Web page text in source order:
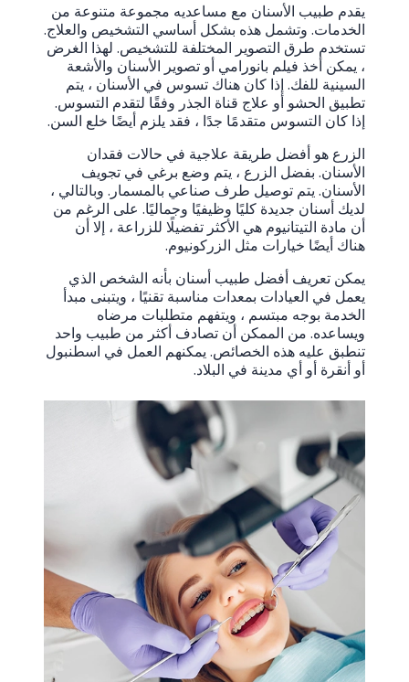
يقدم طبيب الأسنان مع مساعديه مجموعة متنوعة من
الخدمات. وتشمل هذه بشكل أساسي التشخيص والعلاج.
تستخدم طرق التصوير المختلفة للتشخيص. لهذا الغرض
، يمكن أخذ فيلم بانورامي أو تصوير الأسنان والأشعة
السينية للفك. إذا كان هناك تسوس في الأسنان ، يتم
تطبيق الحشو أو علاج قناة الجذر وفقًا لتقدم التسوس.
إذا كان التسوس متقدمًا جدًا ، فقد يلزم أيضًا خلع السن.
الزرع هو أفضل طريقة علاجية في حالات فقدان
الأسنان. بفضل الزرع ، يتم وضع برغي في تجويف
الأسنان. يتم توصيل طرف صناعي بالمسمار. وبالتالي ،
لديك أسنان جديدة كليًا وظيفيًا وجماليًا. على الرغم من
أن مادة التيتانيوم هي الأكثر تفضيلًا للزراعة ، إلا أن
هناك أيضًا خيارات مثل الزركونيوم.
يمكن تعريف أفضل طبيب أسنان بأنه الشخص الذي
يعمل في العيادات بمعدات مناسبة تقنيًا ، ويتبنى مبدأ
الخدمة بوجه مبتسم ، ويتفهم متطلبات مرضاه
ويساعده. من الممكن أن تصادف أكثر من طبيب واحد
تنطبق عليه هذه الخصائص. يمكنهم العمل في اسطنبول
أو أنقرة أو أي مدينة في البلاد.